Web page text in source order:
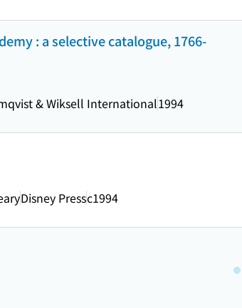
: a selective catalogue, 1766-
& Wiksell International1994
Disney Pressc1994